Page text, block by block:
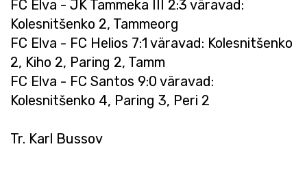
FC Elva - JK Tammeka III 2:3 väravad:
Kolesnitšenko 2, Tammeorg
FC Elva - FC Helios 7:1 väravad: Kolesnitšenko
2, Kiho 2, Paring 2, Tamm
FC Elva - FC Santos 9:0 väravad:
Kolesnitšenko 4, Paring 3, Peri 2
Tr. Karl Bussov